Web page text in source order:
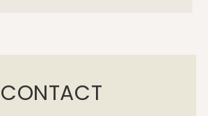
CONTACT